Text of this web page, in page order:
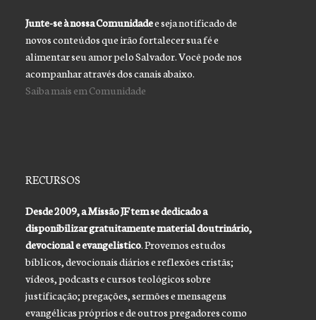
Junte-se à nossa Comunidadee seja notificado de
novos conteúdos que irão fortalecer sua fé e
alimentar seu amor pelo Salvador. Você pode nos
acompanhar através dos canais abaixo.
Saiba mais em Comunidade
RECURSOS
Desde 2009, a Missão JF tem se dedicado a
disponibilizar gratuitamente material doutrinário,
devocional e evangelistico. Provemos estudos
bíblicos, devocionais diários e reflexões cristãs;
vídeos, podcasts e cursos teológicos sobre
justificação; pregações, sermões e mensagens
evangélicas próprios e de outros pregadores como